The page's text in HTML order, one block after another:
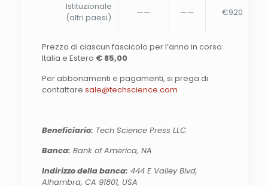
Istituzionale
(altri paesi)
—— —— €920
Prezzo di ciascun fascicolo per l’anno in corso:
Italia e Estero € 85,00
Per abbonamenti e pagamenti, si prega di
contattare sale@techscience.com
Beneficiario: Tech Science Press LLC
Banca: Bank of America, NA
Indirizzo della banca: 444 E Valley Blvd,
Alhambra, CA 91801, USA